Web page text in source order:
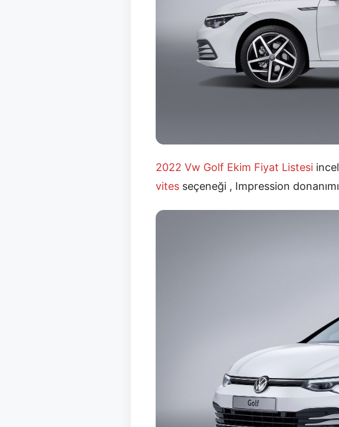
2022 Vw Golf Ekim Fiyat Listesi
vites seçeneği , Impression